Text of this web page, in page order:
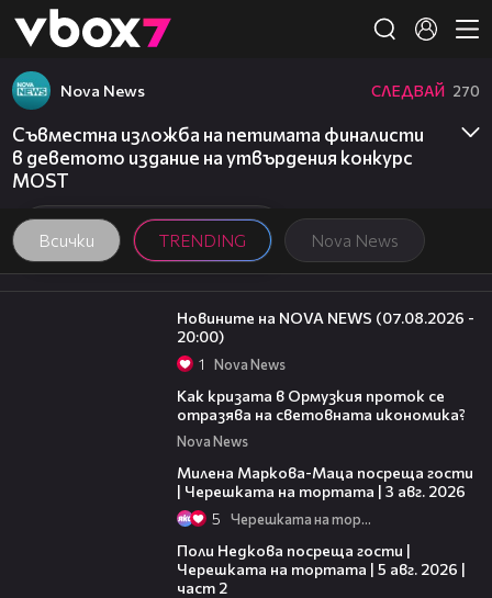
👾
Всички TRENDING Nova News
Nova News СЛЕДВАЙ 270
Съвместна изложба на петимата финалисти
в деветото издание на утвърдения конкурс
MOST
22:56
Новините на NOVA NEWS (07.08.2026 -
20:00)
1 Nova News
Как кризата в Ормузкия проток се
отразява на световната икономика?
Nova News
Милена Маркова-Маца посреща гости
| Черешката на тортата | 3 авг. 2026
5 Черешката на тортата
Поли Недкова посреща гости |
Черешката на тортата | 5 авг. 2026 |
част 2